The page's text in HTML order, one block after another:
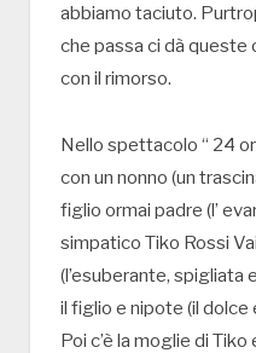
abbiamo taciuto.
che passa ci dà queste
con il rimorso.
Nello spettacolo “ 24
con un nonno (un
figlio ormai padre (l’
simpatico Tiko Rossi
(l’esuberante, spigliata
il figlio e nipote (il dolce
Poi c’è la moglie di